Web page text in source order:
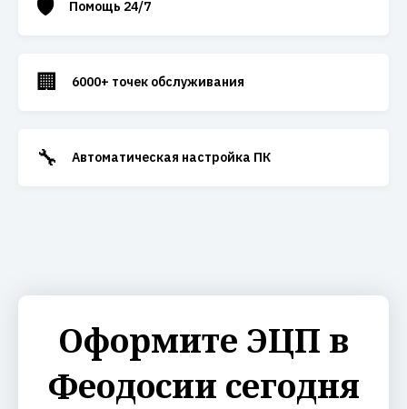
🛡️ Помощь 24/7
🏢 6000+ точек обслуживания
🔧 Автоматическая настройка ПК
Оформите ЭЦП в
Феодосии сегодня